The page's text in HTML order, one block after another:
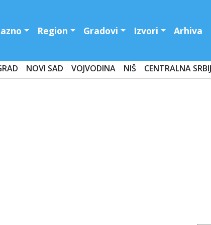
Region Gradovi Izvori Arhiva
NOVI SAD VOJVODINA NIŠ CENTRALNA